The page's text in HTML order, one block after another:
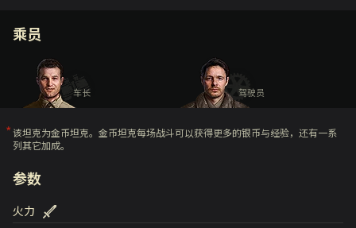
乘员
车长 驾驶员
该坦克为金币坦克。金币坦克每场战斗可以获得更多的银币与经验，还有一系
列其它加成。
参数
火力